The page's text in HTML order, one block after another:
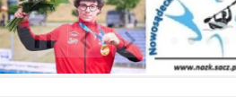
Poprzedni Element
Następny Element
❚❚